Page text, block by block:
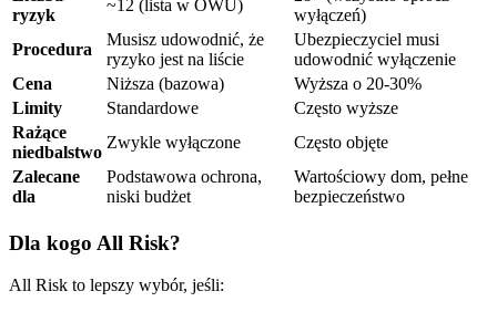
ryzyk
~12 (lista w OWU)
wyłączeń)
Procedura
Musisz udowodnić, że
ryzyko jest na liście
Ubezpieczyciel musi
udowodnić wyłączenie
Cena
Niższa (bazowa)
Wyższa o 20-30%
Limity
Standardowe
Często wyższe
Rażące
niedbalstwo
Zwykle wyłączone
Często objęte
Zalecane
dla
Podstawowa ochrona,
niski budżet
Wartościowy dom, pełne
bezpieczeństwo
Dla kogo All Risk?
All Risk to lepszy wybór, jeśli: